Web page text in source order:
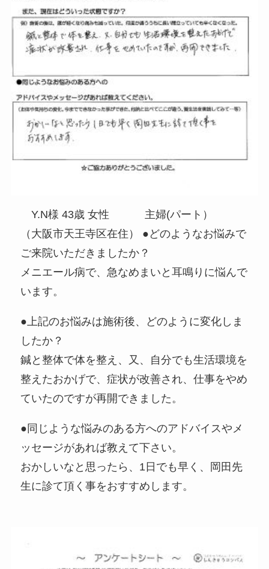
Y.N様 43歳 女性 主婦(パート）
（大阪市天王寺区在住） ●どのようなお悩みで
ご来院いただきましたか？
メニエール病で、急なめまいと耳鳴りに悩んで
います。
●上記のお悩みは施術後、どのように変化しま
したか？
鍼と整体で体を整え、又、自分でも生活環境を
整えたおかげで、症状が改善され、仕事をやめ
ていたのですが再開できました。
●同じような悩みのある方へのアドバイスやメ
ッセージがあれば教えて下さい。
おかしいなと思ったら、1日でも早く、岡田先
生に診て頂く事をおすすめします。